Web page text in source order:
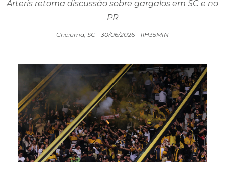
Protocolo entre Ministério dos Transportes, ANTT e
Arteris retoma discussão sobre gargalos em SC e no
Criciúma, SC - 30/06/2026 - 11H35MIN